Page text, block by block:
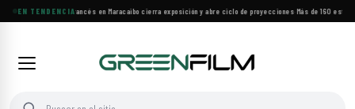
EN TENDENCIA
Festival de Cine Francés en Maracaibo cierra exposición y abre ciclo de proyecciones·Más de 160